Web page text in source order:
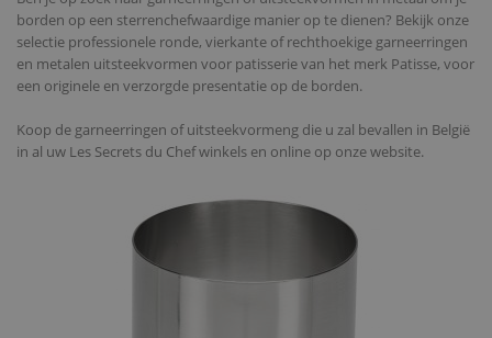
borden op een sterrenchefwaardige manier op te dienen? Bekijk onze
selectie professionele ronde, vierkante of rechthoekige garneerringen
en metalen uitsteekvormen voor patisserie van het merk Patisse, voor
een originele en verzorgde presentatie op de borden.
Koop de garneerringen of uitsteekvormeng die u zal bevallen in België
in al uw Les Secrets du Chef winkels en online op onze website.